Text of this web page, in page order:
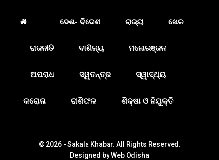
ଦେଶ- ବିଦେଶ ରାଜ୍ୟ ଖେଳ
ରାଜନୀତି ବାଣିଜ୍ୟ ମନୋରଞ୍ଜନ
ଅପରାଧ ସ୍ୱତନ୍ତ୍ର ସ୍ୱାସ୍ଥ୍ୟ
କରୋନା ରାଶିଫଳ ଶିକ୍ଷା ଓ ନିଯୁକ୍ତି
© 2026 - Sakala Khabar. All Rights Reserved.
Designed byWeb Odisha